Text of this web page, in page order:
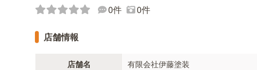
0件 0件
店舗情報
店舗名 有限会社伊藤塗装